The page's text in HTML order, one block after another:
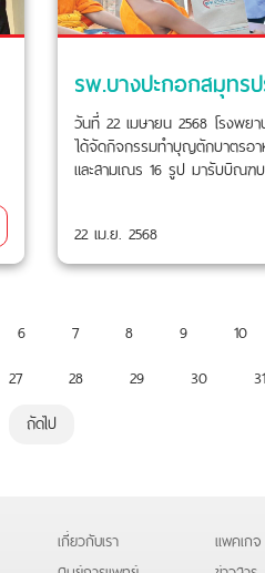
วันที่ 22 เมษายน 2568 โรงพย
ได้จัดกิจกรรมทำบุญตักบาตรอ
และสามเณร 16 รูป มารับบิณฑ
22 เม.ย. 2568
6 7 8 9 10
27 28 29 30 31
ถัดไป
เกี่ยวกับเรา
แพคเกจ